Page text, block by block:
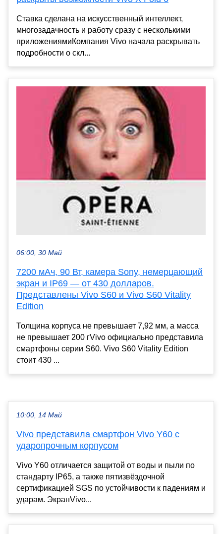
Ставка сделана на искусственный интеллект,
многозадачность и работу сразу с несколькими
приложениямиКомпания Vivo начала раскрывать
подробности о скл...
06:00, 30 Май
7200 мАч, 90 Вт, камера Sony, немерцающий
экран и IP69 — от 430 долларов.
Представлены Vivo S60 и Vivo S60 Vitality
Edition
Толщина корпуса не превышает 7,92 мм, а масса
не превышает 200 гVivo официально представила
смартфоны серии S60. Vivo S60 Vitality Edition
стоит 430 ...
10:00, 14 Май
Vivo представила смартфон Vivo Y60 с
ударопрочным корпусом
Vivo Y60 отличается защитой от воды и пыли по
стандарту IP65, а также пятизвёздочной
сертификацией SGS по устойчивости к падениям и
ударам. ЭкранVivo...